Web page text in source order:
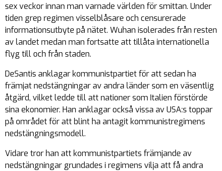
sex veckor innan man varnade världen för smittan. Under
tiden grep regimen visselblåsare och censurerade
informationsutbyte på nätet. Wuhan isolerades från resten
av landet medan man fortsatte att tillåta internationella
flyg till och från staden.
DeSantis anklagar kommunistpartiet för att sedan ha
främjat nedstängningar av andra länder som en väsentlig
åtgärd, vilket ledde till att nationer som Italien förstörde
sina ekonomier. Han anklagar också vissa av USA:s toppar
på området för att blint ha antagit kommunistregimens
nedstängningsmodell.
Vidare tror han att kommunistpartiets främjande av
nedstängningar grundades i regimens vilja att få andra